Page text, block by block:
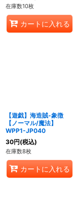
在庫数10枚
カートに入れる
【遊戯】海造賊-象徴
【ノーマル/魔法】
WPP1-JP040
30円(税込)
在庫数8枚
カートに入れる